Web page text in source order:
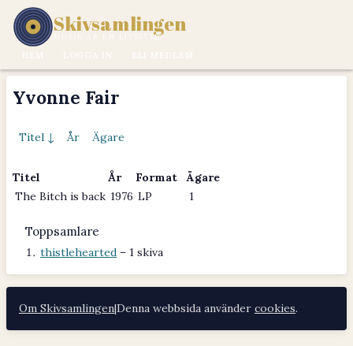
Skivsamlingen
MUSIK ÄR EN LIVSSTIL.
Yvonne Fair
Titel ↓ År Ägare
Titel År Format
Ägare
The Bitch is back 1976 LP 1
Toppsamlare
thistlehearted – 1 skiva
Om Skivsamlingen|Denna webbsida använder cookies.